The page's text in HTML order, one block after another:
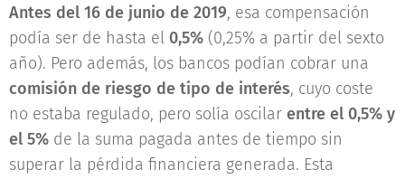
Antes del 16 de junio de 2019, esa compensación
podía ser de hasta el 0,5% (0,25% a partir del sexto
año). Pero además, los bancos podían cobrar una
comisión de riesgo de tipo de interés, cuyo coste
no estaba regulado, pero solía oscilar entre el 0,5% y
el 5% de la suma pagada antes de tiempo sin
superar la pérdida financiera generada. Esta